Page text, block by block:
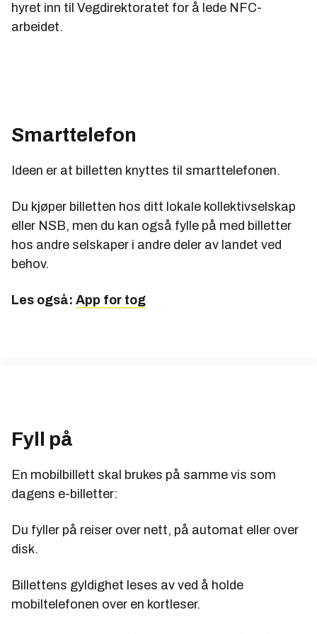
hyret inn til Vegdirektoratet for å lede NFC-
arbeidet.
Smarttelefon
Ideen er at billetten knyttes til smarttelefonen.
Du kjøper billetten hos ditt lokale kollektivselskap
eller NSB, men du kan også fylle på med billetter
hos andre selskaper i andre deler av landet ved
behov.
Les også: App for tog
Fyll på
En mobilbillett skal brukes på samme vis som
dagens e-billetter:
Du fyller på reiser over nett, på automat eller over
disk.
Billettens gyldighet leses av ved å holde
mobiltelefonen over en kortleser.